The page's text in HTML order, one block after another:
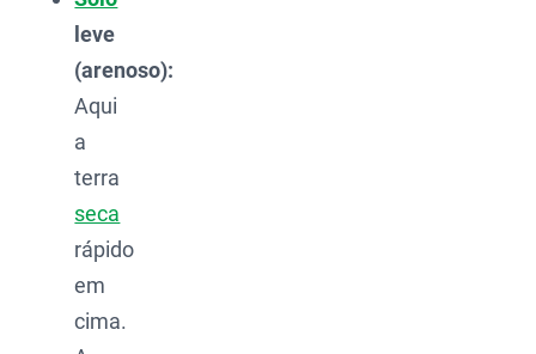
leve
(arenoso):
Aqui
a
terra
seca
rápido
em
cima.